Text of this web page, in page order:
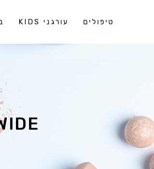
עורגני KIDS טיפולים